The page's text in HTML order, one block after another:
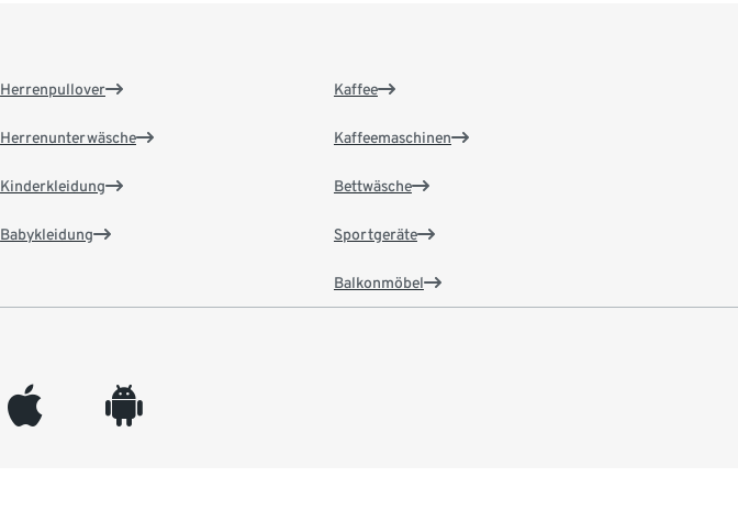
Herrenpullover
Herrenunterwäsche
Kinderkleidung
Babykleidung
Kaffee
Kaffeemaschinen
Bettwäsche
Sportgeräte
Balkonmöbel
appleinc android